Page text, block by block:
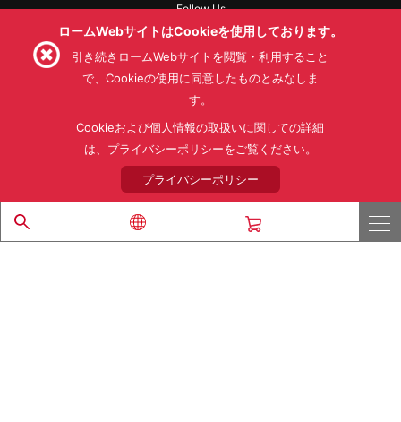
Follow Us
利用目的
プライバシーポリシー
サイトマップ
ローム製品の販売に関する標準契約条件書(PDF)
© 1997 - 2026 ROHM CO., LTD. ALL RIGHTS RESERVED.
ロームWebサイトはCookieを使用しております。
引き続きロームWebサイトを閲覧・利用すること
で、Cookieの使用に同意したものとみなしま
す。
Cookieおよび個人情報の取扱いに関しての詳細
は、プライバシーポリシーをご覧ください。
プライバシーポリシー